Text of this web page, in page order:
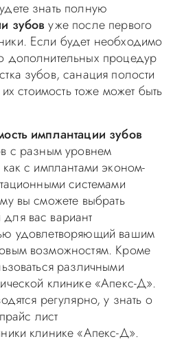
знать полную
зубов уже после первого
Если будет необходимо
дополнительных процедур
зубов, санация полости
стоимость тоже может быть
имплантации зубов
с разным уровнем
с имплантами эконом-
системами
вы сможете выбрать
вас вариант
удовлетворяющий вашим
возможностям. Кроме
различными
клинике «Апекс-Д».
регулярно, у знать о
лист
клинике «Апекс-Д».